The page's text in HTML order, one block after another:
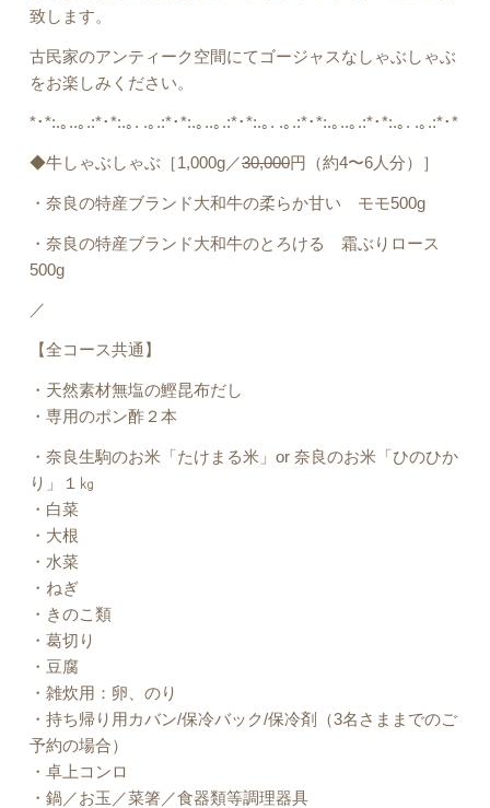
致します。
古民家のアンティーク空間にてゴージャスなしゃぶしゃぶ
をお楽しみください。
*･*:.｡..｡.:*･*:.｡. .｡.:*･*:.｡..｡.:*･*:.｡. .｡.:*･*:.｡..｡.:*･*:.｡. .｡.:*･*
◆牛しゃぶしゃぶ［1,000g／30,000円（約4〜6人分）］
・奈良の特産ブランド大和牛の柔らか甘い モモ500g
・奈良の特産ブランド大和牛のとろける 霜ぶりロース
500g
／
【全コース共通】
・天然素材無塩の鰹昆布だし
・専用のポン酢２本
・奈良生駒のお米「たけまる米」or 奈良のお米「ひのひか
り」１㎏
・白菜
・大根
・水菜
・ねぎ
・きのこ類
・葛切り
・豆腐
・雑炊用：卵、のり
・持ち帰り用カバン/保冷バック/保冷剤（3名さままでのご
予約の場合）
・卓上コンロ
・鍋／お玉／菜箸／食器類等調理器具